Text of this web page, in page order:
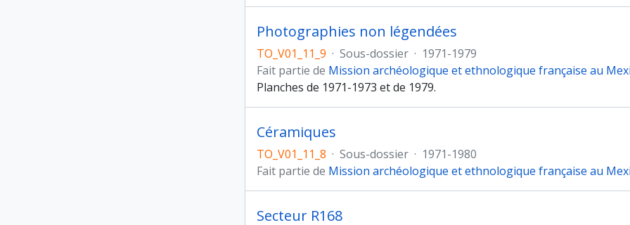
Photographies non légendées
TO_V01_11_9 · Sous-dossier · 1971-1979
Fait partie de Mission archéologique et ethnologique française au
Planches de 1971-1973 et de 1979.
Céramiques
TO_V01_11_8 · Sous-dossier · 1971-1980
Fait partie de Mission archéologique et ethnologique française au
Secteur R168